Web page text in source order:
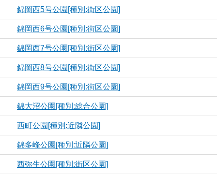
錦岡西5号公園[種別:街区公園]
錦岡西6号公園[種別:街区公園]
錦岡西7号公園[種別:街区公園]
錦岡西8号公園[種別:街区公園]
錦岡西9号公園[種別:街区公園]
錦大沼公園[種別:総合公園]
西町公園[種別:近隣公園]
錦多峰公園[種別:近隣公園]
西弥生公園[種別:街区公園]